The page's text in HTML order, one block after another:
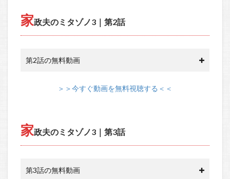
家政夫のミタゾノ3｜第2話
第2話の無料動画
＞＞今すぐ動画を無料視聴する＜＜
家政夫のミタゾノ3｜第3話
第3話の無料動画